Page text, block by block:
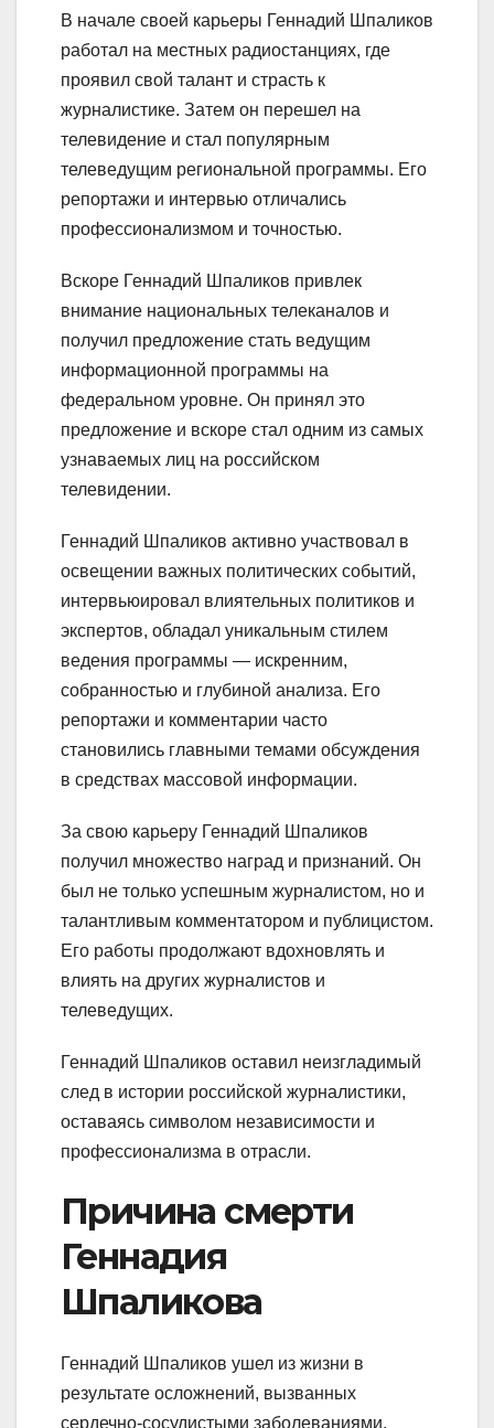
В начале своей карьеры Геннадий Шпаликов
работал на местных радиостанциях, где
проявил свой талант и страсть к
журналистике. Затем он перешел на
телевидение и стал популярным
телеведущим региональной программы. Его
репортажи и интервью отличались
профессионализмом и точностью.
Вскоре Геннадий Шпаликов привлек
внимание национальных телеканалов и
получил предложение стать ведущим
информационной программы на
федеральном уровне. Он принял это
предложение и вскоре стал одним из самых
узнаваемых лиц на российском
телевидении.
Геннадий Шпаликов активно участвовал в
освещении важных политических событий,
интервьюировал влиятельных политиков и
экспертов, обладал уникальным стилем
ведения программы — искренним,
собранностью и глубиной анализа. Его
репортажи и комментарии часто
становились главными темами обсуждения
в средствах массовой информации.
За свою карьеру Геннадий Шпаликов
получил множество наград и признаний. Он
был не только успешным журналистом, но и
талантливым комментатором и публицистом.
Его работы продолжают вдохновлять и
влиять на других журналистов и
телеведущих.
Геннадий Шпаликов оставил неизгладимый
след в истории российской журналистики,
оставаясь символом независимости и
профессионализма в отрасли.
Причина смерти
Геннадия
Шпаликова
Геннадий Шпаликов ушел из жизни в
результате осложнений, вызванных
сердечно-сосудистыми заболеваниями.